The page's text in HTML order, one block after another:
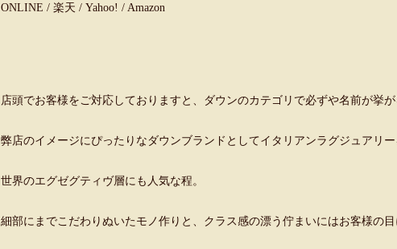
ONLINE / 楽天 / Yahoo! / Amazon
店頭でお客様をご対応しておりますと、ダウンのカテゴリで必ずや名前が挙が
弊店のイメージにぴったりなダウンブランドとしてイタリアンラグジュアリー
世界のエグゼグティヴ層にも人気な程。
細部にまでこだわりぬいたモノ作りと、クラス感の漂う佇まいにはお客様の目